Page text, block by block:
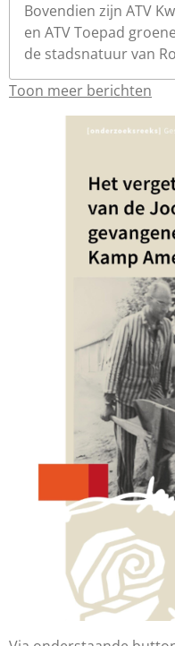
Bovendien zijn ATV
en ATV Toepad
de stadsnatuur van
Toon meer berichten